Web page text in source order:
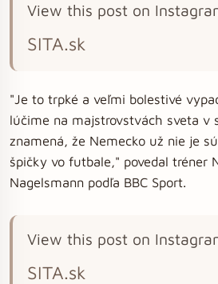
View this post on
SITA.sk
"Je to trpké a veľmi bolestivé
lúčime na majstrovstvách sveta v
znamená, že Nemecko už nie je
špičky vo futbale," povedal tréner
Nagelsmann podľa BBC Sport.
View this post on
SITA.sk